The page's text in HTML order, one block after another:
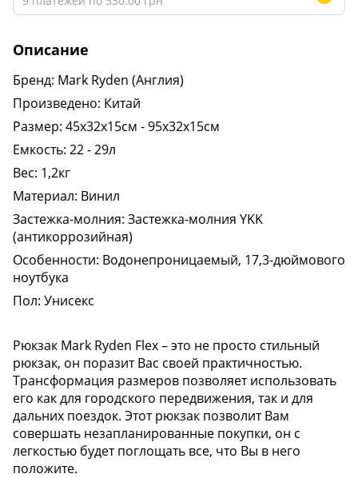
Описание
Бренд: Mark Ryden (Англия)
Произведено: Китай
Размер: 45х32х15см - 95х32х15см
Емкость: 22 - 29л
Вес: 1,2кг
Материал: Винил
Застежка-молния: Застежка-молния YKK
(антикоррозийная)
Особенности: Водонепроницаемый, 17,3-дюймового
ноутбука
Пол: Унисекс
Рюкзак Mark Ryden Flex – это не просто стильный
рюкзак, он поразит Вас своей практичностью.
Трансформация размеров позволяет использовать
его как для городского передвижения, так и для
дальних поездок. Этот рюкзак позволит Вам
совершать незапланированные покупки, он с
легкостью будет поглощать все, что Вы в него
положите.